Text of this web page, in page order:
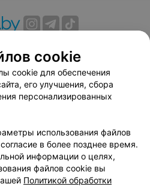
договор
Способы оплаты
использованию сервиса
соглашение
сотрудничества
relax.by
настройки cookie
данных
cookie
cookie для обеспечения
его улучшения, сбора
персонализированных
использования файлов
в более позднее время.
информации о целях,
файлов cookie вы
Политикой обработки